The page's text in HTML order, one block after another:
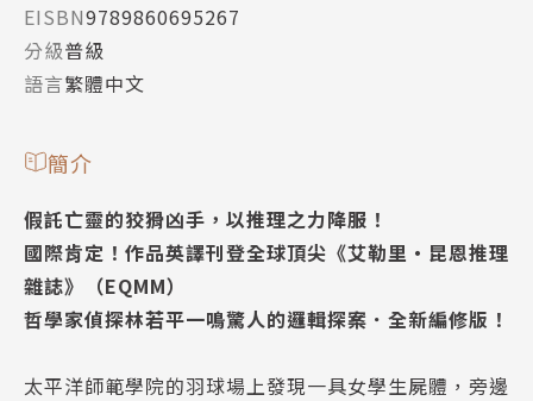
EISBN9789860695267
分級普級
語言繁體中文
簡介
假託亡靈的狡猾凶手，以推理之力降服！
國際肯定！作品英譯刊登全球頂尖《艾勒里‧昆恩推理
雜誌》（EQMM）
哲學家偵探林若平一鳴驚人的邏輯探案．全新編修版！
太平洋師範學院的羽球場上發現一具女學生屍體，旁邊